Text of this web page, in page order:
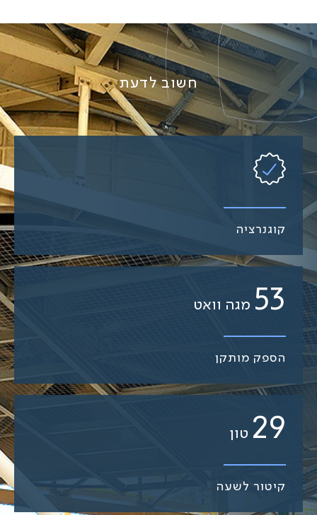
חשוב לדעת
קוגנרציה
72 מגה וואט
הספק מותקן
39 טון
קיטור לשעה